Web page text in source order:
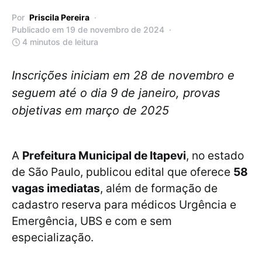
Por Priscila Pereira
Publicado em 19 de novembro de 2024
4 minutos de leitura
Inscrições iniciam em 28 de novembro e
seguem até o dia 9 de janeiro, provas
objetivas em março de 2025
A Prefeitura Municipal de Itapevi, no estado
de São Paulo, publicou edital que oferece 58
vagas imediatas, além de formação de
cadastro reserva para médicos Urgência e
Emergência, UBS e com e sem
especialização.